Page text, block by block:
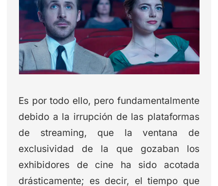
Es por todo ello, pero fundamentalmente
debido a la irrupción de las plataformas
de streaming, que la ventana de
exclusividad de la que gozaban los
exhibidores de cine ha sido acotada
drásticamente; es decir, el tiempo que